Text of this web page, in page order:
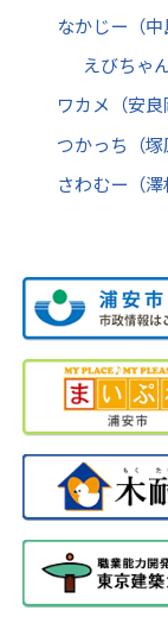
なかじー（中
えびちゃ
ワカメ（安良
つかっち（塚
さわむー（澤